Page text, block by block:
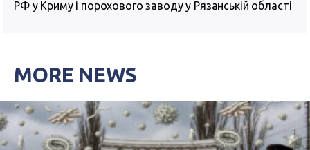
РФ у Криму і порохового заводу у Рязанській області
MORE NEWS